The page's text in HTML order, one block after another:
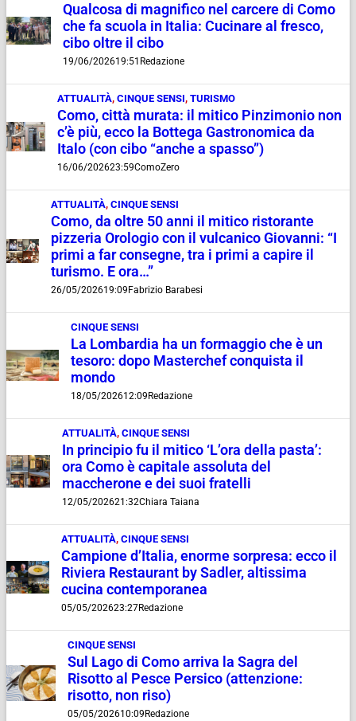
Qualcosa di magnifico nel carcere di Como
che fa scuola in Italia: Cucinare al fresco,
cibo oltre il cibo
19/06/202619:51 Redazione
ATTUALITÀ, CINQUE SENSI, TURISMO
Como, città murata: il mitico Pinzimonio non
c’è più, ecco la Bottega Gastronomica da
Italo (con cibo “anche a spasso”)
16/06/202623:59ComoZero
ATTUALITÀ, CINQUE SENSI
Como, da oltre 50 anni il mitico ristorante
pizzeria Orologio con il vulcanico Giovanni: “I
primi a far consegne, tra i primi a capire il
turismo. E ora…”
26/05/202619:09Fabrizio Barabesi
CINQUE SENSI
La Lombardia ha un formaggio che è un
tesoro: dopo Masterchef conquista il
mondo
18/05/202612:09Redazione
ATTUALITÀ, CINQUE SENSI
In principio fu il mitico ‘L’ora della pasta’:
ora Como è capitale assoluta del
maccherone e dei suoi fratelli
12/05/202621:32Chiara Taiana
ATTUALITÀ, CINQUE SENSI
Campione d’Italia, enorme sorpresa: ecco il
Riviera Restaurant by Sadler, altissima
cucina contemporanea
05/05/202623:27Redazione
CINQUE SENSI
Sul Lago di Como arriva la Sagra del
Risotto al Pesce Persico (attenzione:
risotto, non riso)
05/05/202610:09Redazione